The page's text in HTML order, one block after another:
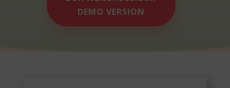
EMO VERSION